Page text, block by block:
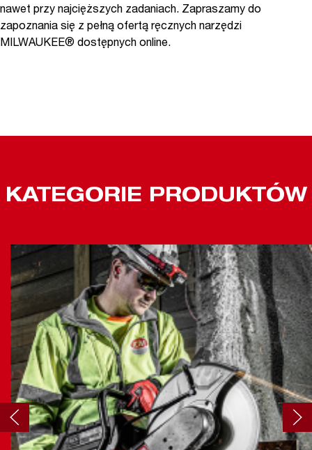
nawet przy najcięższych zadaniach. Zapraszamy do
zapoznania się z pełną ofertą ręcznych narzędzi
MILWAUKEE® dostępnych online.
KATEGORIE PRODUKTÓW